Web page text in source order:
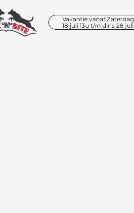
Vakantie vanaf Zaterdag
18 juli 13u t/m dins 28 juli